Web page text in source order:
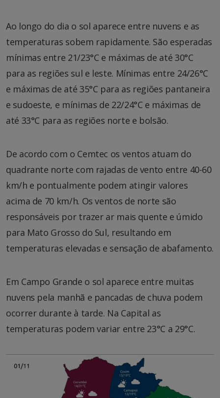
Ao longo do dia o sol aparece entre nuvens e as
temperaturas sobem rapidamente. São esperadas
mínimas entre 21/23°C e máximas de até 30°C
para as regiões sul e leste. Mínimas entre 24/26°C
e máximas de até 35°C para as regiões pantaneira
e sudoeste, e mínimas de 22/24°C e máximas de
até 33°C para as regiões norte e bolsão.
De acordo com o Cemtec os ventos atuam do
quadrante norte com rajadas de vento entre 40-60
km/h e pontualmente podem atingir valores
acima de 70 km/h. Os ventos de norte são
responsáveis por trazer ar mais quente e úmido
para Mato Grosso do Sul, resultando em
temperaturas elevadas e sensação de abafamento.
Em Campo Grande o sol aparece entre muitas
nuvens pela manhã e pancadas de chuva podem
ocorrer durante à tarde. Na Capital as
temperaturas podem variar entre 23°C a 29°C.